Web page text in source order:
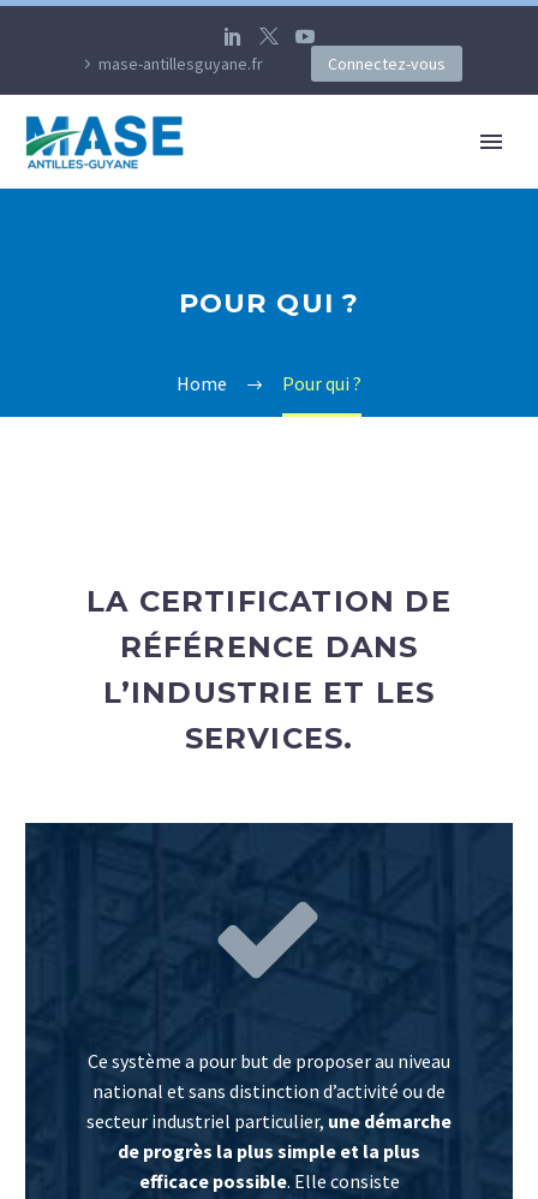
mase-antillesguyane.fr Connectez-vous
POUR QUI ?
Home Pour qui ?
LA CERTIFICATION DE
RÉFÉRENCE DANS
L’INDUSTRIE ET LES
SERVICES.


Ce système a pour but de proposer au niveau
national et sans distinction d’activité ou de
secteur industriel particulier, une démarche
de progrès la plus simple et la plus
efficace possible. Elle consiste